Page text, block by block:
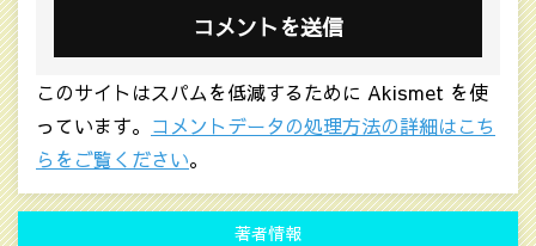
このサイトはスパムを低減するために Akismet を使
っています。 コメントデータの処理方法の詳細はこち
らをご覧ください。
著者情報